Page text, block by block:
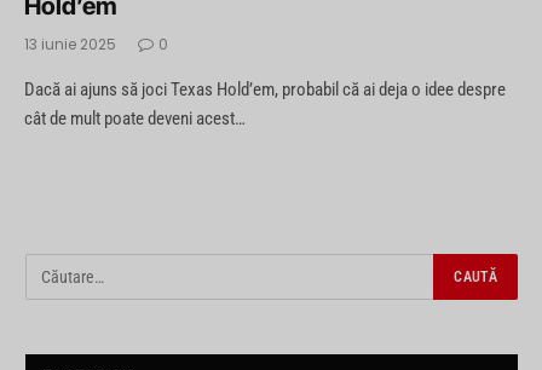
13 iunie 2025 0
Dacă ai ajuns să joci Texas Hold’em, probabil că ai deja o idee despre
cât de mult poate deveni acest…